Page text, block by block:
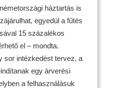
háztartás is
egyedül a fűtés
15 százalékos
el – mondta.
sor intézkedést tervez, a
egy árverési
a felhasználásuk